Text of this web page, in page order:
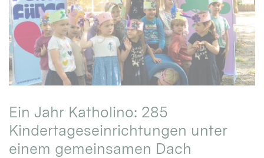
Ein Jahr Katholino: 285
Kindertageseinrichtungen unter
einem gemeinsamen Dach